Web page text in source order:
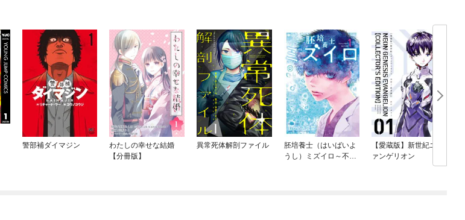
警部補ダイマジン
わたしの幸せな結婚
【分冊版】
異常死体解剖ファイル
胚培養士（はいばいよ
うし）ミズイロ～不妊
【愛蔵版】新世紀エヴ
ァンゲリオン